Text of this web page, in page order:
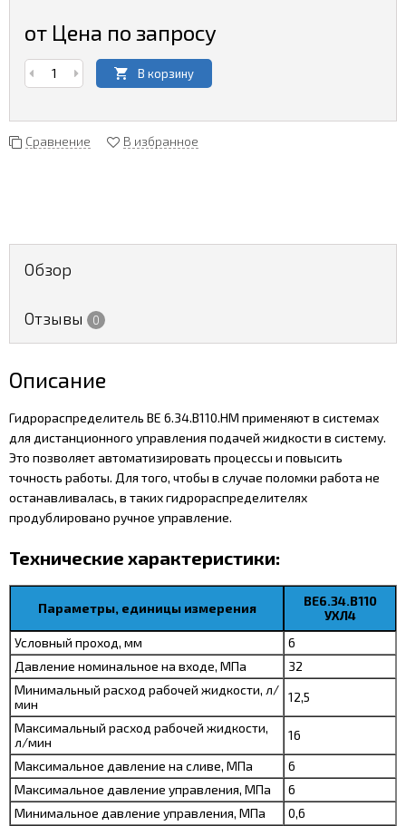
от Цена по запросу
В корзину
Сравнение В избранное
Обзор
Отзывы 0
Описание
Гидрораспределитель ВЕ 6.34.В110.НМ применяют в системах
для дистанционного управления подачей жидкости в систему.
Это позволяет автоматизировать процессы и повысить
точность работы. Для того, чтобы в случае поломки работа не
останавливалась, в таких гидрораспределителях
продублировано ручное управление.
Технические характеристики:
Параметры, единицы измерения
ВЕ6.34.В110
УХЛ4
Условный проход, мм
6
Давление номинальное на входе, МПа
32
Минимальный расход рабочей жидкости, л/
мин
12,5
Максимальный расход рабочей жидкости,
л/мин
16
Максимальное давление на сливе, МПа
6
Максимальное давление управления, МПа
6
Минимальное давление управления, МПа
0,6